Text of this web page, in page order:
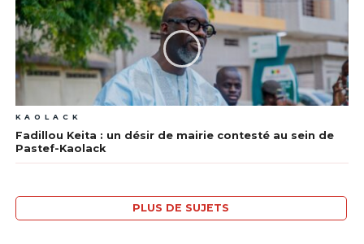
KAOLACK
Fadillou Keita : un désir de mairie contesté au sein de
Pastef-Kaolack
PLUS DE SUJETS